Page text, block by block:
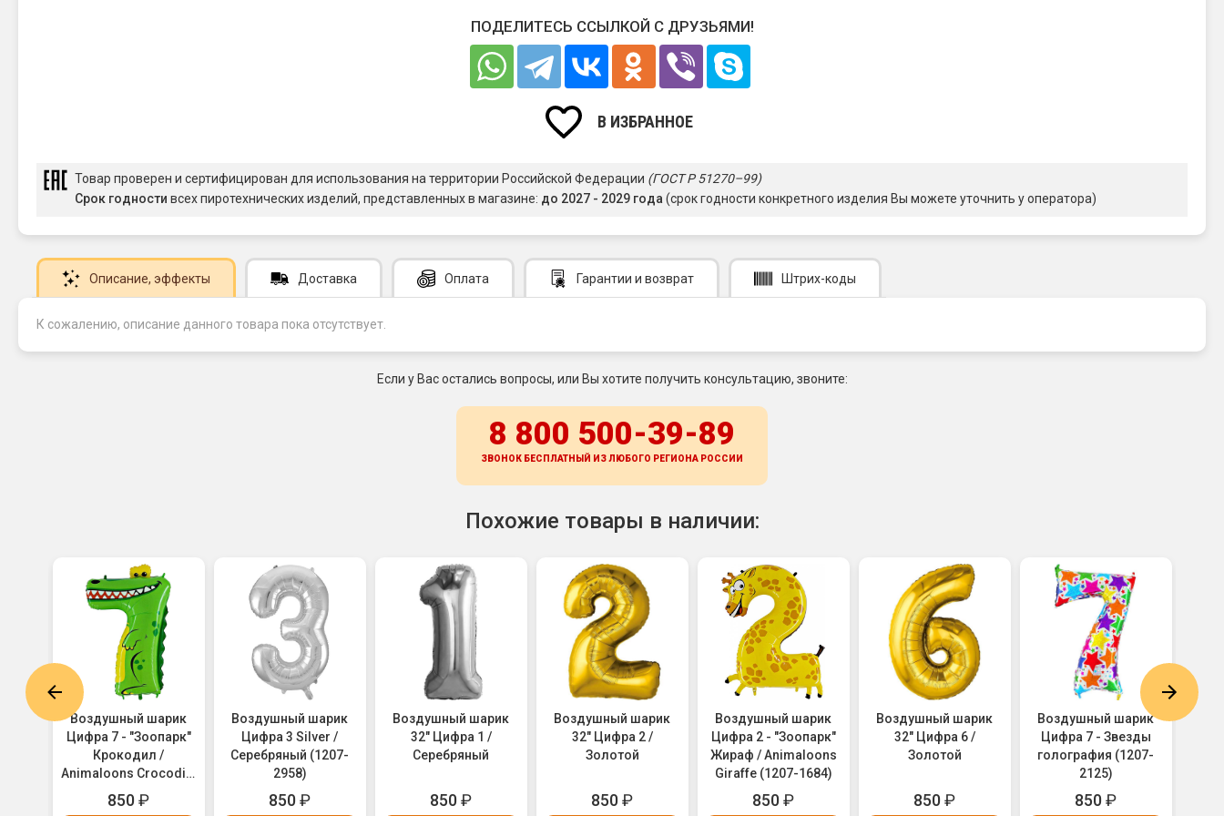
ПОДЕЛИТЕСЬ ССЫЛКОЙ С ДРУЗЬЯМИ!
В ИЗБРАННОЕ
Товар проверен и сертифицирован для использования на территории Российской Федерации (ГОСТ Р 51270–99)
Срок годности всех пиротехнических изделий, представленных в магазине: до 2027 - 2029 года(срок годности конкретного изделия Вы можете уточнить у оператора)
Описание, эффекты Доставка Оплата Гарантии и возврат Штрих-коды
К сожалению, описание данного товара пока отсутствует.
Если у Вас остались вопросы, или Вы хотите получить консультацию, звоните:
8 800 500-39-89
ЗВОНОК БЕСПЛАТНЫЙ ИЗ ЛЮБОГО РЕГИОНА РОССИИ
Похожие товары в наличии:
Воздушный шарик
Цифра 7 - "Зоопарк"
Крокодил /
Animaloons Crocodile
(1207-1689)
850₽
Воздушный шарик
Цифра 3 Silver /
Серебряный (1207-
2958)
850₽
Воздушный шарик
32" Цифра 1 /
Серебряный
850₽
Воздушный шарик
32" Цифра 2 /
Золотой
850₽
Воздушный шарик
Цифра 2 - "Зоопарк"
Жираф / Animaloons
Giraffe (1207-1684)
850₽
Воздушный шарик
32" Цифра 6 /
Золотой
850₽
Воздушный шарик
Цифра 7 - Звезды
голография (1207-
2125)
850₽